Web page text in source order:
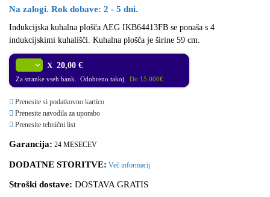
Na zalogi. Rok dobave: 2 - 5 dni.
Indukcijska kuhalna plošča AEG IKB64413FB se ponaša s 4
indukcijskimi kuhališči. Kuhalna plošča je širine 59 cm.
X 20,00 €
Za stranke vseh bank. Odobreno takoj. Do 15.000€.
Prenesite si podatkovno kartico
Prenesite navodila za uporabo
Prenesite tehnični list
Garancija: 24 MESECEV
DODATNE STORITVE: Več informacij
Stroški dostave: DOSTAVA GRATIS